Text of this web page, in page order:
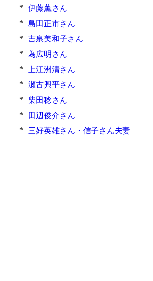
*
伊藤薫さん
*
島田正市さん
*
吉泉美和子さん
*
為広明さん
*
上江洲清さん
*
瀬古興平さん
*
柴田稔さん
*
田辺俊介さん
*
三好英雄さん・信子さん夫妻